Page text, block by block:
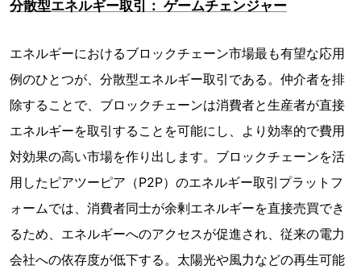
分散型エネルギー取引： ゲームチェンジャー
エネルギーにおけるブロックチェーン市場最も有望な応用
例のひとつが、分散型エネルギー取引である。仲介者を排
除することで、ブロックチェーンは消費者と生産者が直接
エネルギーを取引することを可能にし、より効率的で費用
対効果の高い市場を作り出します。ブロックチェーンを活
用したピアツーピア（P2P）のエネルギー取引プラットフ
ォームでは、消費者同士が余剰エネルギーを直接売買でき
るため、エネルギーへのアクセスが促進され、従来の電力
会社への依存度が低下する。太陽光や風力などの再生可能